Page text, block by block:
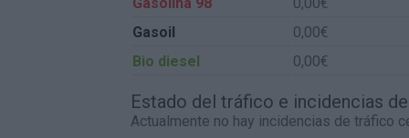
Gasoil
0,00€
Bio diesel
0,00€
Estado del tráfico e incidencias
Actualmente no hay incidencias de tráfico